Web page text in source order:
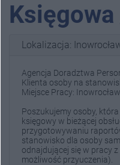
Lokalizacja:
Agencja Doradztwa
Klienta osoby na
Miejsce Pracy: Inowrocław
Poszukujemy osoby,
księgowy w bieżącej
przygotowywaniu
stanowisko dla osoby
odnajdującej się w pracy
możliwość przyuczenia).